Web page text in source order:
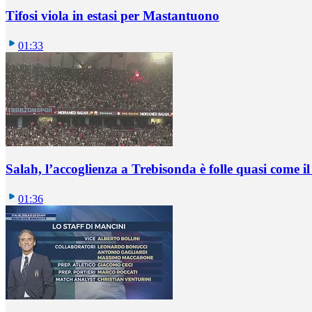
Tifosi viola in estasi per Mastantuono
01:33
Salah, l’accoglienza a Trebisonda è folle quasi come
01:36